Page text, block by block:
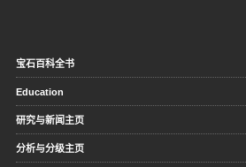
宝石百科全书
Education
研究与新闻主页
分析与分级主页